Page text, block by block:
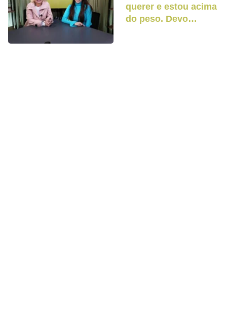
querer e estou acima
do peso. Devo